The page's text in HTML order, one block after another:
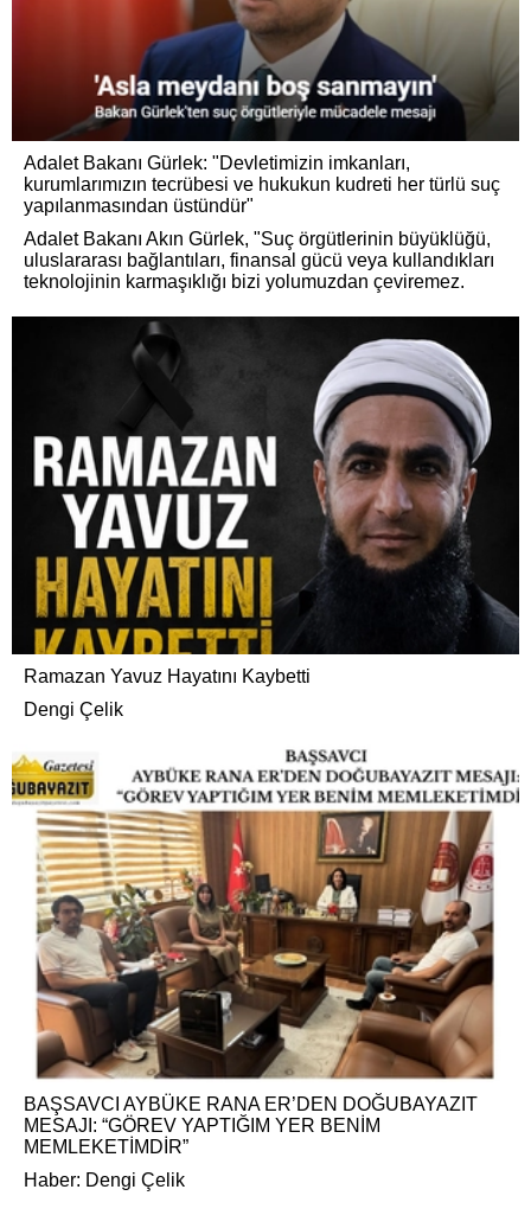
Adalet Bakanı Gürlek: "Devletimizin imkanları,
kurumlarımızın tecrübesi ve hukukun kudreti her türlü suç
yapılanmasından üstündür"
Adalet Bakanı Akın Gürlek, "Suç örgütlerinin büyüklüğü,
uluslararası bağlantıları, finansal gücü veya kullandıkları
teknolojinin karmaşıklığı bizi yolumuzdan çeviremez.
Ramazan Yavuz Hayatını Kaybetti
Dengi Çelik
BAŞSAVCI AYBÜKE RANA ER’DEN DOĞUBAYAZIT
MESAJI: “GÖREV YAPTIĞIM YER BENİM
MEMLEKETİMDİR”
Haber: Dengi Çelik